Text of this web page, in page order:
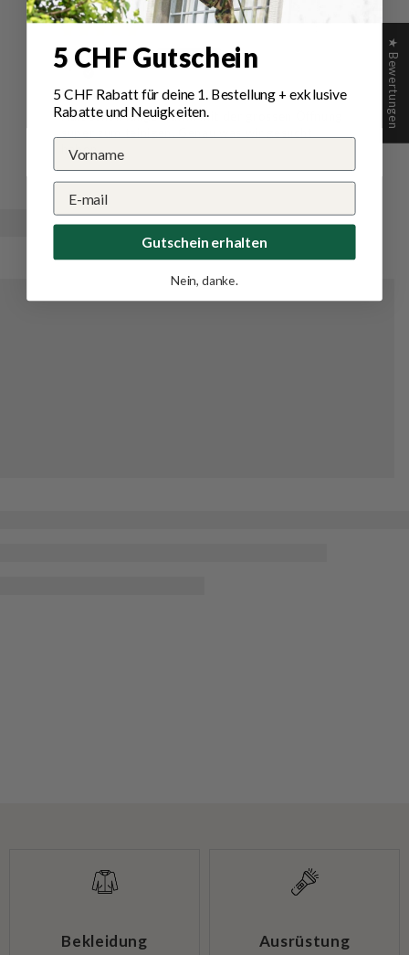
Reto M.
Einfach genial
Hält schön lange warm, mit der grossen Öffnung
haben
Bekleidung Ausrüstung
★ Bewertungen
5 CHF Gutschein
5 CHF Rabatt für deine 1. Bestellung+ exklusive
Rabatte und Neuigkeiten.
Gutschein erhalten
Nein, danke.